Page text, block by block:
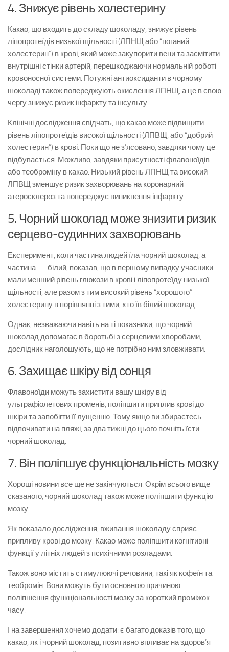
4. Знижує рівень холестерину
Какао, що входить до складу шоколаду, знижує рівень
ліпопротеїдів низької щільності (ЛПНЩ або “поганий
холестерин”) в крові, який може закупорити вени та засмітити
внутрішні стінки артерій, перешкоджаючи нормальній роботі
кровоносної системи. Потужні антиоксиданти в чорному
шоколаді також попереджують окислення ЛПНЩ, а це в свою
чергу знижує ризик інфаркту та інсульту.
Клінічні дослідження свідчать, що какао може підвищити
рівень ліпопротеїдів високої щільності (ЛПВЩ, або “добрий
холестерин”) в крові. Поки що не з’ясовано, завдяки чому це
відбувається. Можливо, завдяки присутності флавоноїдів
або теоброміну в какао. Низький рівень ЛПНЩ та високий
ЛПВЩ зменшує ризик захворювань на коронарний
атеросклероз та попереджує виникнення інфаркту.
5. Чорний шоколад може знизити ризик
серцево-судинних захворювань
Експеримент, коли частина людей їла чорний шоколад, а
частина — білий, показав, що в першому випадку учасники
мали менший рівень глюкози в крові і ліпопротеїду низької
щільності, але разом з тим високий рівень “хорошого”
холестерину в порівнянні з тими, хто їв білий шоколад.
Однак, незважаючи навіть на ті показники, що чорний
шоколад допомагає в боротьбі з серцевими хворобами,
дослідник наголошують, що не потрібно ним зловживати.
6. Захищає шкіру від сонця
Флавоноїди можуть захистити вашу шкіру від
ультрафіолетових променів, поліпшити приплив крові до
шкіри та запобігти її лущенню. Тому якщо ви збираєтесь
відпочивати на пляжі, за два тижні до цього почніть їсти
чорний шоколад.
7. Він поліпшує функціональність мозку
Хороші новини все ще не закінчуються. Окрім всього вище
сказаного, чорний шоколад також може поліпшити функцію
мозку.
Як показало дослідження, вживання шоколаду сприяє
припливу крові до мозку. Какао може поліпшити когнітивні
функції у літніх людей з психічними розладами.
Також воно містить стимулюючі речовини, такі як кофеїн та
теобромін. Вони можуть бути основною причиною
поліпшення функціональності мозку за короткий проміжок
часу.
І на завершення хочемо додати: є багато доказів того, що
какао, як і чорний шоколад, позитивно впливає на здоров’я